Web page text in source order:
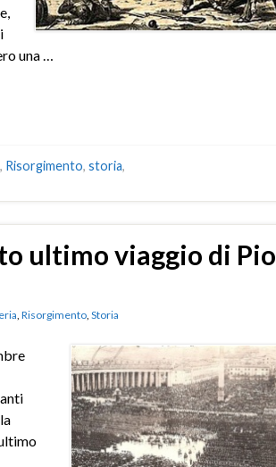
una …
, Risorgimento, storia,
ultimo viaggio di Pio
Risorgimento, Storia